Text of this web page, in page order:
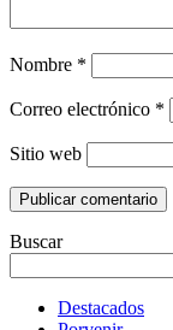
Nombre *
Correo electrónico *
Sitio web
Buscar
Destacados